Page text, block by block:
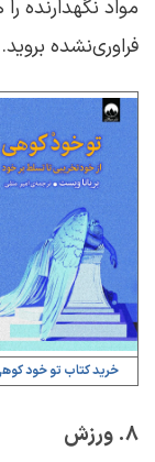
مواد نگهدارنده
فراوری‌نشده بروید.
خرید کتاب تو خود
۸. ورزش